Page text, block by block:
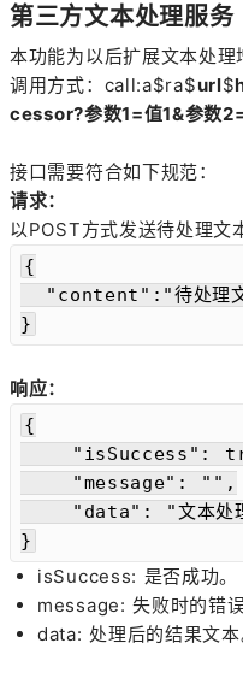
第三方文本处理服务
本功能为以后扩展文本处理
调用方式：call:a$ra$url$
cessor?参数1=值1&参数
接口需要符合如下规范：
请求：
以POST方式发送待处理文
{
"content":"待处理
}
响应：
{
"isSuccess":
    "message": "",
"data": "文本处
}
isSuccess: 是否成功。
message: 失败时的错误
data: 处理后的结果文本